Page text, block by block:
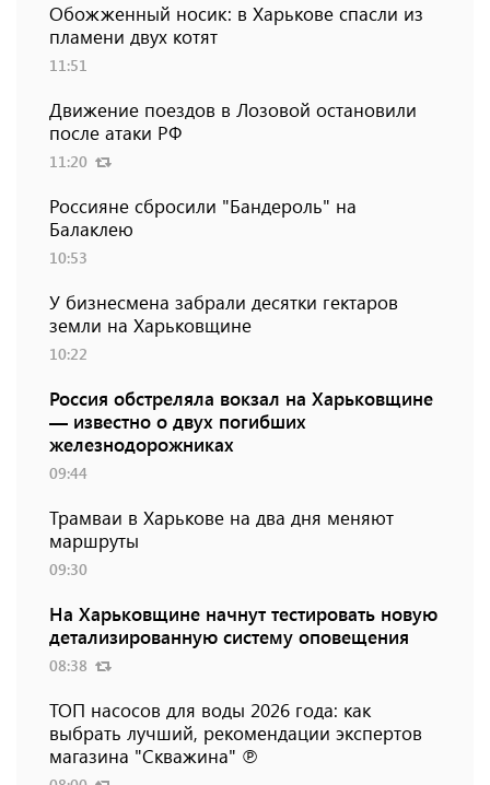
Обожженный носик: в Харькове спасли из
пламени двух котят
11:51
Движение поездов в Лозовой остановили
после атаки РФ
11:20
Россияне сбросили "Бандероль" на
Балаклею
10:53
У бизнесмена забрали десятки гектаров
земли на Харьковщине
10:22
Россия обстреляла вокзал на Харьковщине
— известно о двух погибших
железнодорожниках
09:44
Трамваи в Харькове на два дня меняют
маршруты
09:30
На Харьковщине начнут тестировать новую
детализированную систему оповещения
08:38
ТОП насосов для воды 2026 года: как
выбрать лучший, рекомендации экспертов
магазина "Скважина" ℗